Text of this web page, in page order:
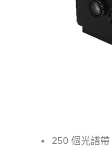
250 個光譜帶